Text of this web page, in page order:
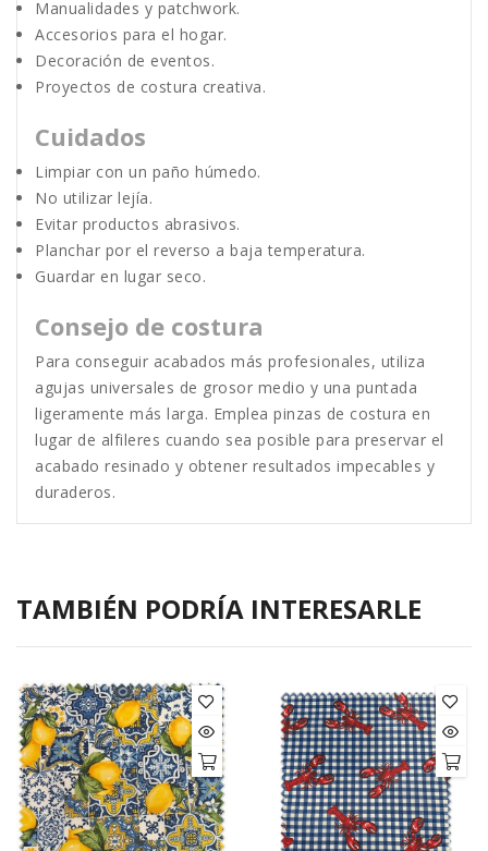
Manualidades y patchwork.
Accesorios para el hogar.
Decoración de eventos.
Proyectos de costura creativa.
Cuidados
Limpiar con un paño húmedo.
No utilizar lejía.
Evitar productos abrasivos.
Planchar por el reverso a baja temperatura.
Guardar en lugar seco.
Consejo de costura
Para conseguir acabados más profesionales, utiliza
agujas universales de grosor medio y una puntada
ligeramente más larga. Emplea pinzas de costura en
lugar de alfileres cuando sea posible para preservar el
acabado resinado y obtener resultados impecables y
duraderos.
TAMBIÉN PODRÍA INTERESARLE